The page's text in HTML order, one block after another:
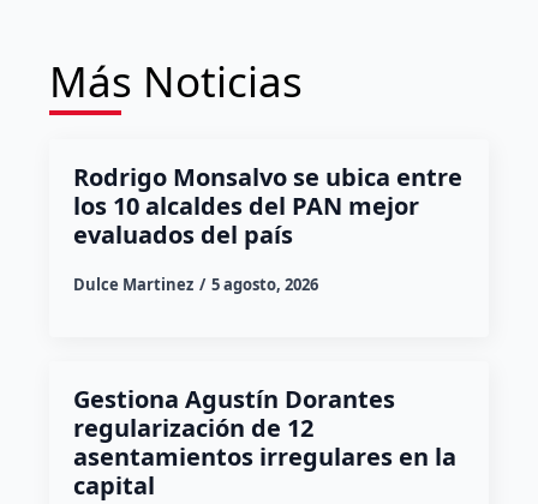
Más Noticias
Rodrigo Monsalvo se ubica entre
los 10 alcaldes del PAN mejor
evaluados del país
Dulce Martinez 5 agosto, 2026
Gestiona Agustín Dorantes
regularización de 12
asentamientos irregulares en la
capital